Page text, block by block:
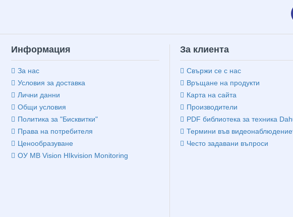
Информация
За нас
Условия за доставка
Лични данни
Общи условия
Политика за "Бисквитки"
Права на потребителя
Ценообразуване
ОУ MB Vision HIkvision Monitoring
За клиента
Свържи се с нас
Връщане на продукти
Карта на сайта
Производители
PDF библиотека за техника
Термини във
Често задавани въпроси